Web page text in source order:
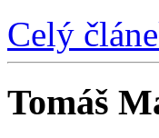
Celý
Tomáš